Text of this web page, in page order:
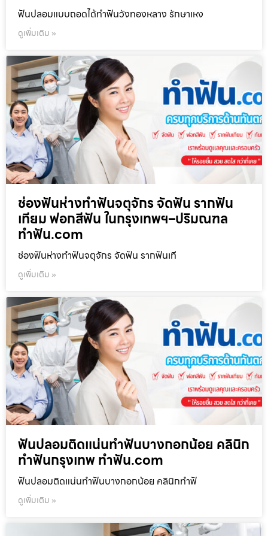
ฟันปลอมแบบถอดได้ทำฟันวังทองหลาง รักษาเหง
ดูเพิ่มเติม »
ช่องฟันห่างทำฟันจตุจักร จัดฟัน รากฟัน
เทียม ฟอกสีฟัน ในกรุงเทพฯ–ปริมณฑล
ทำฟัน.com
ช่องฟันห่างทำฟันจตุจักร จัดฟัน รากฟันเที
ดูเพิ่มเติม »
ฟันปลอมติดแน่นทำฟันบางกอกน้อย คลินิก
ทำฟันกรุงเทพ ทำฟัน.com
ฟันปลอมติดแน่นทำฟันบางกอกน้อย คลินิกทำฟั
ดูเพิ่มเติม »